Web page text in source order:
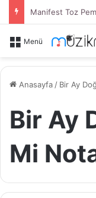
Manifest Toz
Menü
Anasayfa / Bir Ay
Bir Ay
Mi